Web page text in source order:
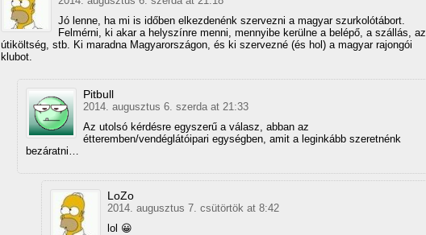
Jó lenne, ha mi is időben elkezdenénk szervezni a magyar szurkolótábort.
Felmérni, ki akar a helyszínre menni, mennyibe kerülne a belépő, a szállás, az
útiköltség, stb. Ki maradna Magyarországon, és ki szervezné (és hol) a magyar rajongói
klubot.
Pitbull
2014. augusztus 6. szerda at 21:33
Az utolsó kérdésre egyszerű a válasz, abban az
étteremben/vendéglátóipari egységben, amit a leginkább szeretnénk
bezáratni…
LoZo
2014. augusztus 7. csütörtök at 8:42
lol 😀